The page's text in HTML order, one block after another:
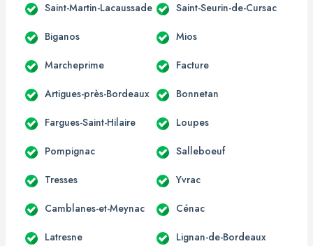
Saint-Martin-Lacaussade Saint-Seurin-de-Cursac
Biganos Mios
Marcheprime Facture
Artigues-près-Bordeaux Bonnetan
Fargues-Saint-Hilaire Loupes
Pompignac Salleboeuf
Tresses Yvrac
Camblanes-et-Meynac Cénac
Latresne Lignan-de-Bordeaux